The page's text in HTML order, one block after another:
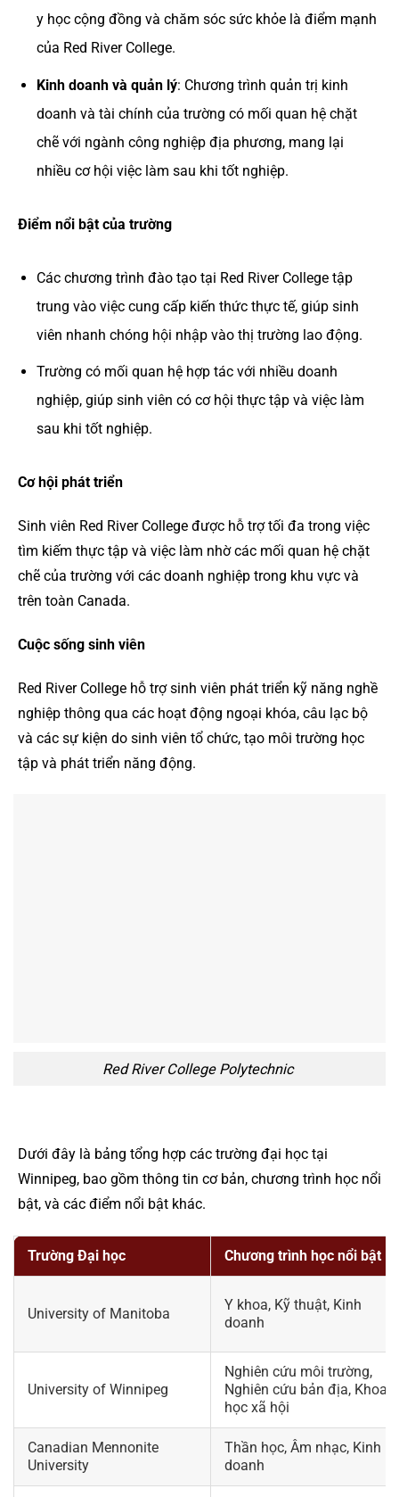
y học cộng đồng và chăm sóc sức khỏe là điểm mạnh
của Red River College.
Kinh doanh và quản lý: Chương trình quản trị kinh
doanh và tài chính của trường có mối quan hệ chặt
chẽ với ngành công nghiệp địa phương, mang lại
nhiều cơ hội việc làm sau khi tốt nghiệp.
Điểm nổi bật của trường
Các chương trình đào tạo tại Red River College tập
trung vào việc cung cấp kiến thức thực tế, giúp sinh
viên nhanh chóng hội nhập vào thị trường lao động.
Trường có mối quan hệ hợp tác với nhiều doanh
nghiệp, giúp sinh viên có cơ hội thực tập và việc làm
sau khi tốt nghiệp.
Cơ hội phát triển
Sinh viên Red River College được hỗ trợ tối đa trong việc
tìm kiếm thực tập và việc làm nhờ các mối quan hệ chặt
chẽ của trường với các doanh nghiệp trong khu vực và
trên toàn Canada.
Cuộc sống sinh viên
Red River College hỗ trợ sinh viên phát triển kỹ năng nghề
nghiệp thông qua các hoạt động ngoại khóa, câu lạc bộ
và các sự kiện do sinh viên tổ chức, tạo môi trường học
tập và phát triển năng động.
Red River College Polytechnic
Dưới đây là bảng tổng hợp các trường đại học tại
Winnipeg, bao gồm thông tin cơ bản, chương trình học nổi
bật, và các điểm nổi bật khác.
Trường Đại học Chương trình học nổi bật
University of Manitoba
Y khoa, Kỹ thuật, Kinh
doanh
University of Winnipeg
Nghiên cứu môi trường,
Nghiên cứu bản địa, Khoa
học xã hội
Canadian Mennonite
University
Thần học, Âm nhạc, Kinh
doanh